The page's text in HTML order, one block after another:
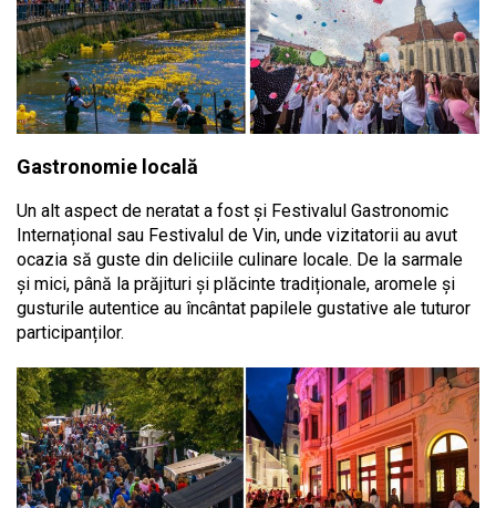
Gastronomie locală
Un alt aspect de neratat a fost și Festivalul Gastronomic
Internațional sau Festivalul de Vin, unde vizitatorii au avut
ocazia să guste din deliciile culinare locale. De la sarmale
și mici, până la prăjituri și plăcinte tradiționale, aromele și
gusturile autentice au încântat papilele gustative ale tuturor
participanților.